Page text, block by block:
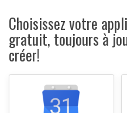
Choisissez votre
gratuit, toujours à
créer!